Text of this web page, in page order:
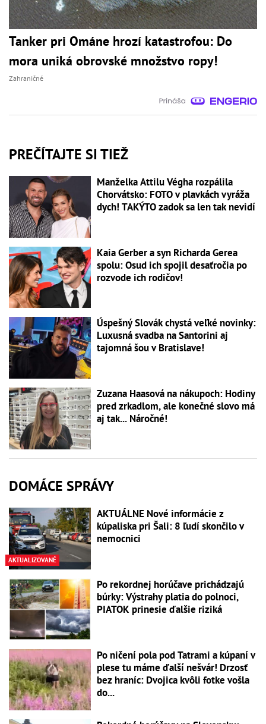
Tanker pri Ománe hrozí katastrofou: Do
mora uniká obrovské množstvo ropy!
Zahraničné
PREČÍTAJTE SI TIEŽ
Manželka Attilu Végha rozpálila
Chorvátsko: FOTO v plavkách vyráža
dych! TAKÝTO zadok sa len tak nevidí
Kaia Gerber a syn Richarda Gerea
spolu: Osud ich spojil desaťročia po
rozvode ich rodičov!
Úspešný Slovák chystá veľké novinky:
Luxusná svadba na Santorini aj
tajomná šou v Bratislave!
Zuzana Haasová na nákupoch: Hodiny
pred zrkadlom, ale konečné slovo má
aj tak... Náročné!
DOMÁCE SPRÁVY
AKTUALIZOVANÉ
AKTUÁLNE Nové informácie z
kúpaliska pri Šali: 8 ľudí skončilo v
nemocnici
Po rekordnej horúčave prichádzajú
búrky: Výstrahy platia do polnoci,
PIATOK prinesie ďalšie riziká
Po ničení pola pod Tatrami a kúpaní v
plese tu máme ďalší nešvár! Drzosť
bez hraníc: Dvojica kvôli fotke vošla
do...